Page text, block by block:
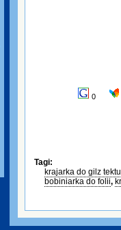
0
Tagi:
krajarka do gilz
bobiniarka do folii,